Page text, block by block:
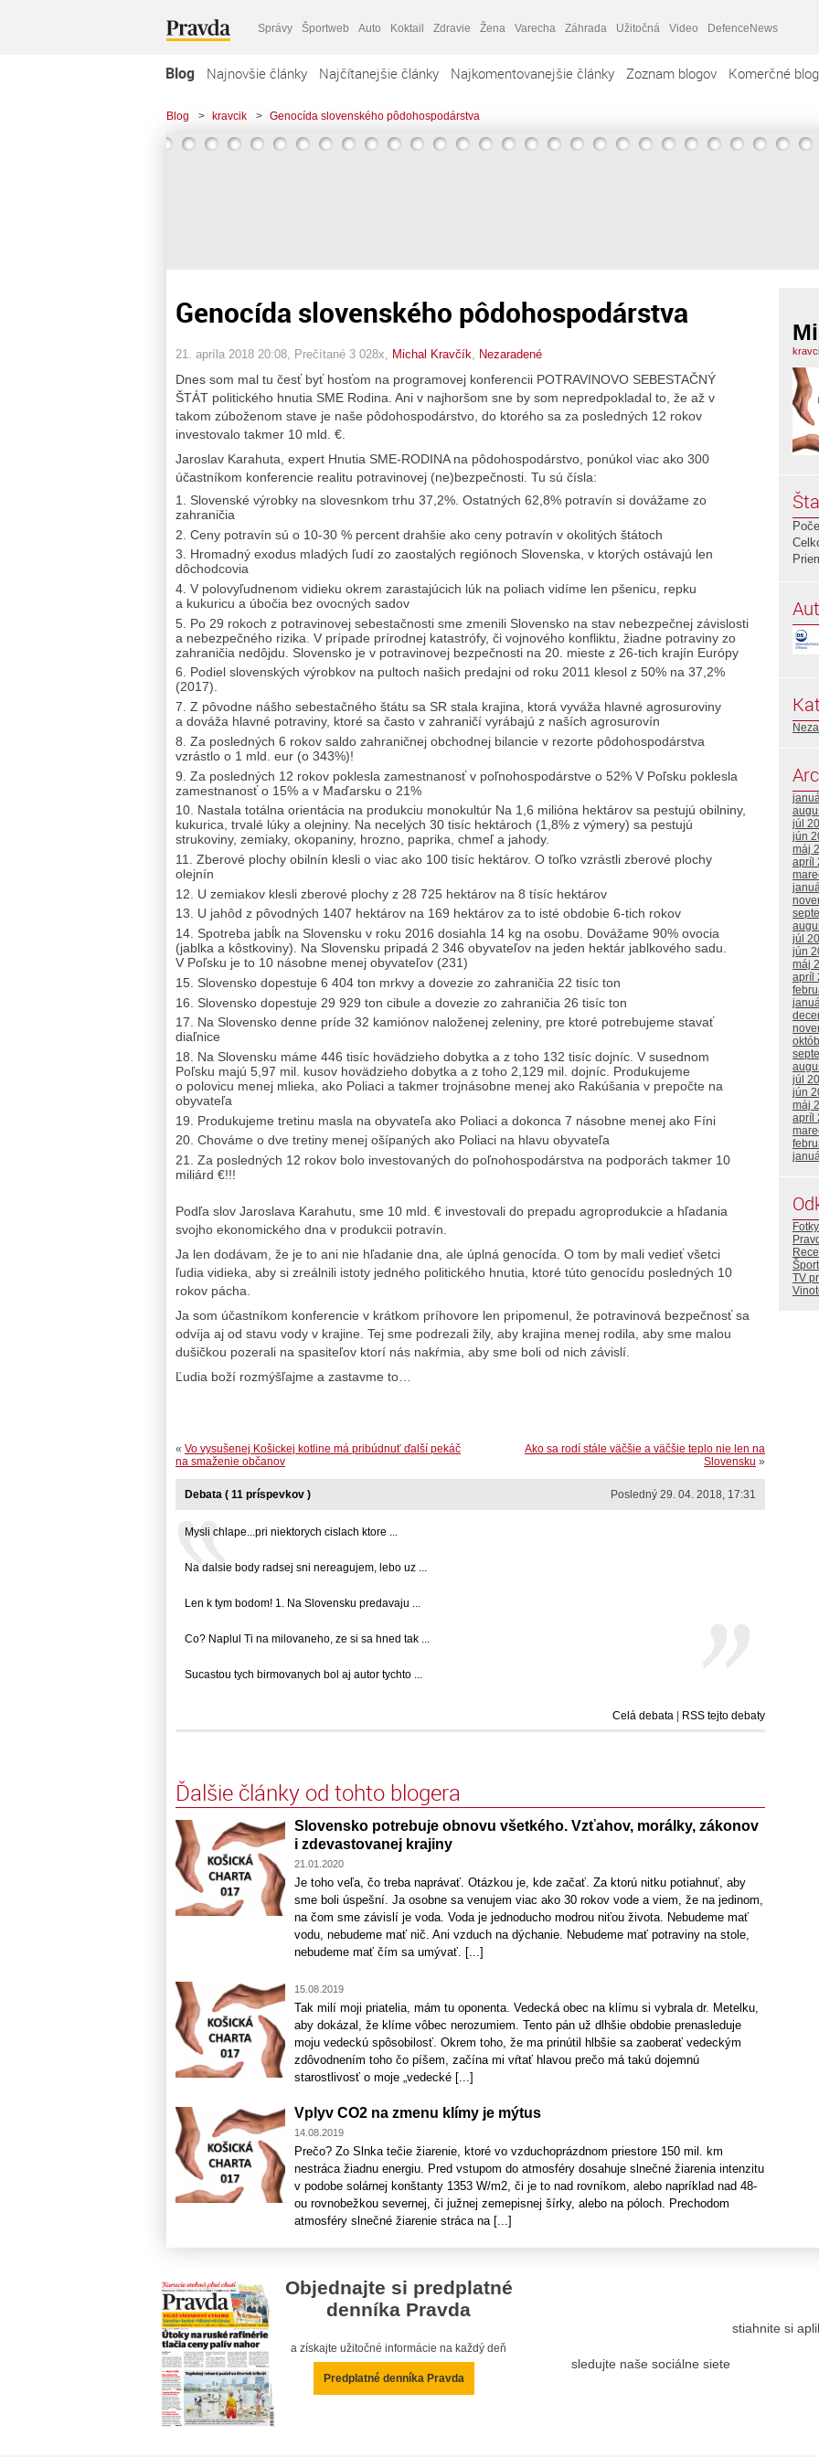
Správy Športweb Auto Koktail Zdravie Žena Varecha Záhrada Užitočná Video DefenceNews
Blog Najnovšie články Najčítanejšie články Najkomentovanejšie články Zoznam blogov Komerčné
Blog > kravcik > Genocída slovenského pôdohospodárstva
Genocída slovenského pôdohospodárstva
21. apríla 2018 20:08 , Prečítané 3 028x, Michal Kravčík Nezaradené
Dnes som mal tu česť byť hosťom na programovej konferencii POTRAVINOVO SEBESTAČNÝ
ŠTÁT politického hnutia SME Rodina. Ani v najhoršom sne by som nepredpokladal to, že až v
takom zúboženom stave je naše pôdohospodárstvo, do ktorého sa za posledných 12 rokov
investovalo takmer 10 mld. €.
Jaroslav Karahuta, expert Hnutia SME-RODINA na pôdohospodárstvo, ponúkol viac ako 300
účastníkom konferencie realitu potravinovej (ne)bezpečnosti. Tu sú čísla:
Slovenské výrobky na slovesnkom trhu 37,2%. Ostatných 62,8% potravín si dovážame zo
zahraničia
Ceny potravín sú o 10-30 % percent drahšie ako ceny potravín v okolitých štátoch
Hromadný exodus mladých ľudí zo zaostalých regiónoch Slovenska, v ktorých ostávajú len
dôchodcovia
V polovyľudnenom vidieku okrem zarastajúcich lúk na poliach vidíme len pšenicu, repku
a kukuricu a úbočia bez ovocných sadov
Po 29 rokoch z potravinovej sebestačnosti sme zmenili Slovensko na stav nebezpečnej závislosti
a nebezpečného rizika. V prípade prírodnej katastrófy, či vojnového konfliktu, žiadne potraviny zo
zahraničia nedôjdu. Slovensko je v potravinovej bezpečnosti na 20. mieste z 26-tich krajín Európy
Podiel slovenských výrobkov na pultoch našich predajni od roku 2011 klesol z 50% na 37,2%
(2017).
Z pôvodne nášho sebestačného štátu sa SR stala krajina, ktorá vyváža hlavné agrosuroviny
a dováža hlavné potraviny, ktoré sa často v zahraničí vyrábajú z naších agrosurovín
Za posledných 6 rokov saldo zahraničnej obchodnej bilancie v rezorte pôdohospodárstva
vzrástlo o 1 mld. eur (o 343%)!
Za posledných 12 rokov poklesla zamestnanosť v poľnohospodárstve o 52% V Poľsku poklesla
zamestnanosť o 15% a v Maďarsku o 21%
Nastala totálna orientácia na produkciu monokultúr Na 1,6 milióna hektárov sa pestujú obilniny,
kukurica, trvalé lúky a olejniny. Na necelých 30 tisíc hektároch (1,8% z výmery) sa pestujú
strukoviny, zemiaky, okopaniny, hrozno, paprika, chmeľ a jahody.
Zberové plochy obilnín klesli o viac ako 100 tisíc hektárov. O toľko vzrástli zberové plochy
olejnín
U zemiakov klesli zberové plochy z 28 725 hektárov na 8 tísíc hektárov
U jahôd z pôvodných 1407 hektárov na 169 hektárov za to isté obdobie 6-tich rokov
Spotreba jabĺk na Slovensku v roku 2016 dosiahla 14 kg na osobu. Dovážame 90% ovocia
(jablka a kôstkoviny). Na Slovensku pripadá 2 346 obyvateľov na jeden hektár jablkového sadu.
V Poľsku je to 10 násobne menej obyvateľov (231)
Slovensko dopestuje 6 404 ton mrkvy a dovezie zo zahraničia 22 tisíc ton
Slovensko dopestuje 29 929 ton cibule a dovezie zo zahraničia 26 tisíc ton
Na Slovensko denne príde 32 kamiónov naloženej zeleniny, pre ktoré potrebujeme stavať
diaľnice
Na Slovensku máme 446 tisíc hovädzieho dobytka a z toho 132 tisíc dojníc. V susednom
Poľsku majú 5,97 mil. kusov hovädzieho dobytka a z toho 2,129 mil. dojníc. Produkujeme
o polovicu menej mlieka, ako Poliaci a takmer trojnásobne menej ako Rakúšania v prepočte na
obyvateľa
Produkujeme tretinu masla na obyvateľa ako Poliaci a dokonca 7 násobne menej ako Fíni
Chováme o dve tretiny menej ošípaných ako Poliaci na hlavu obyvateľa
Za posledných 12 rokov bolo investovaných do poľnohospodárstva na podporách takmer 10
miliárd €!!!
Podľa slov Jaroslava Karahutu, sme 10 mld. € investovali do prepadu agroprodukcie a hľadania
svojho ekonomického dna v produkcii potravín.
Ja len dodávam, že je to ani nie hľadanie dna, ale úplná genocída. O tom by mali vedieť všetci
ľudia vidieka, aby si zreálnili istoty jedného politického hnutia, ktoré túto genocídu posledných 10
rokov pácha.
Ja som účastníkom konferencie v krátkom príhovore len pripomenul, že potravinová bezpečnosť sa
odvíja aj od stavu vody v krajine. Tej sme podrezali žily, aby krajina menej rodila, aby sme malou
dušičkou pozerali na spasiteľov ktorí nás nakŕmia, aby sme boli od nich závislí.
Ľudia boží rozmýšľajme a zastavme to…
Ako sa rodí stále väčšie a väčšie teplo nie len na
Slovensku »
« Vo vysušenej Košickej kotline má pribúdnuť ďalší pekáč
na smaženie občanov
Posledný 29. 04. 2018, 17:31
Debata ( 11 príspevkov )
Mysli chlape...pri niektorych cislach ktore ...
Na dalsie body radsej sni nereagujem, lebo uz ...
Len k tym bodom! 1. Na Slovensku predavaju ...
Co? Naplul Ti na milovaneho, ze si sa hned tak ...
Sucastou tych birmovanych bol aj autor tychto ...
Celá debata RSS tejto debaty
Ďalšie články od tohto blogera
Slovensko potrebuje obnovu všetkého. Vzťahov, morálky, zákonov
i zdevastovanej krajiny
21.01.2020
Je toho veľa, čo treba naprávať. Otázkou je, kde začať. Za ktorú nitku potiahnuť, aby
sme boli úspešní. Ja osobne sa venujem viac ako 30 rokov vode a viem, že na jedinom,
na čom sme závislí je voda. Voda je jednoducho modrou niťou života. Nebudeme mať
vodu, nebudeme mať nič. Ani vzduch na dýchanie. Nebudeme mať potraviny na stole,
nebudeme mať čím sa umývať. [...]
15.08.2019
Tak milí moji priatelia, mám tu oponenta. Vedecká obec na klímu si vybrala dr. Metelku,
aby dokázal, že klíme vôbec nerozumiem. Tento pán už dlhšie obdobie prenasleduje
moju vedeckú spôsobilosť. Okrem toho, že ma prinútil hlbšie sa zaoberať vedeckým
zdôvodnením toho čo píšem, začína mi vŕtať hlavou prečo má takú dojemnú
starostlivosť o moje „vedecké [...]
Vplyv CO2 na zmenu klímy je mýtus
14.08.2019
Prečo? Zo Slnka tečie žiarenie, ktoré vo vzduchoprázdnom priestore 150 mil. km
nestráca žiadnu energiu. Pred vstupom do atmosféry dosahuje slnečné žiarenia intenzitu
v podobe solárnej konštanty 1353 W/m2, či je to nad rovníkom, alebo napríklad nad 48-
ou rovnobežkou severnej, či južnej zemepisnej šírky, alebo na póloch. Prechodom
atmosféry slnečné žiarenie stráca na [...]
júl
jún
máj
apríl
júl
jún
máj
apríl
júl
jún
máj
apríl
Fotky
Šport
TV
Objednajte si predplatné
denníka Pravda
a získajte užitočné informácie na každý deň
Predplatné denníka Pravda
sledujte naše sociálne siete
stiahnite si